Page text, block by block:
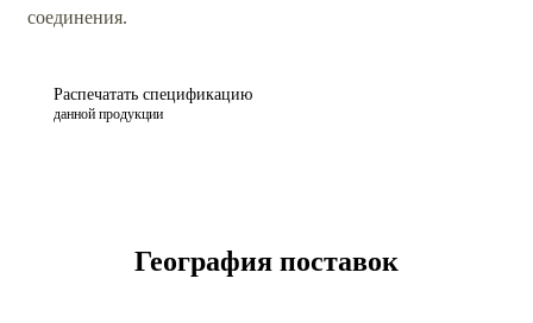
соединения.
Распечатать спецификацию
данной продукции
География поставок